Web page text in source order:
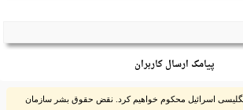
پیامک ارسال کاربران
انگلیسی اسرائیل محکوم خواهیم کرد. نقض حقوق بشر سازمان